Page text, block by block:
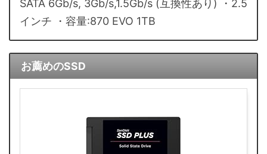
SATA 6Gb/s, 3Gb/s,1.5Gb/s (互換性あり) ・2.5
インチ ・容量:870 EVO 1TB
お薦めのSSD